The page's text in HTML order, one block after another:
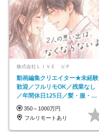
株式会社ＬＩＶＥ ＵＰ
動画編集クリエイター★未経験
歓迎／フルリモOK／残業なし
／年間休日125日／髪・服・ネ
イル自由／研修充実で安心
350～1000万円
フルリモートあり